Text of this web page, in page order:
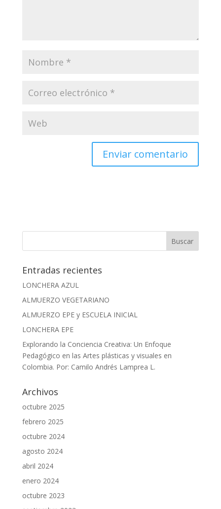
Entradas recientes
LONCHERA AZUL
ALMUERZO VEGETARIANO
ALMUERZO EPE y ESCUELA INICIAL
LONCHERA EPE
Explorando la Conciencia Creativa: Un Enfoque
Pedagógico en las Artes plásticas y visuales en
Colombia. Por: Camilo Andrés Lamprea L.
Archivos
octubre 2025
febrero 2025
octubre 2024
agosto 2024
abril 2024
enero 2024
octubre 2023